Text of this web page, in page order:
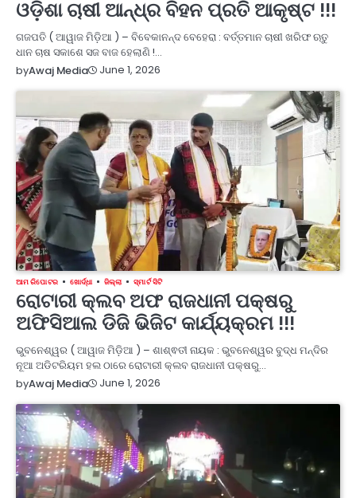
ଓଡ଼ିଶା ଚାଷୀ ଆନ୍ଧ୍ର ବିହନ ପ୍ରତି ଆକୃଷ୍ଟ !!!
ଗଜପତି ( ଆୱାଜ ମିଡ଼ିଆ ) – ବିବେକାନନ୍ଦ ବେହେରା : ବର୍ତ୍ତମାନ ଚାଷୀ ଖରିଫ ଋତୁ
ଧାନ ଚାଷ ସକାଶେ ସଜ ବାଜ ହେଲାଣି !…
byAwaj Media June 1, 2026
ଆମ ରିପୋଟର ଖୋର୍ଦ୍ଧା ଜିଲ୍ଲା ସ୍ମାର୍ଟ ସିଟି
ରୋଟାରୀ କ୍ଲବ ଅଫ ରାଜଧାନୀ ପକ୍ଷରୁ
ଅଫିସିଆଲ ଡିଜି ଭିଜିଟ କାର୍ଯ୍ୟକ୍ରମ !!!
ଭୁବନେଶ୍ୱର ( ଆୱାଜ ମିଡ଼ିଆ ) – ଶାଶ୍ଵତୀ ନାୟକ : ଭୁବନେଶ୍ୱର ବୁଦ୍ଧ ମନ୍ଦିର
ନୂଆ ଅଡିଟରିୟମ ହଲ ଠାରେ ରୋଟାରୀ କ୍ଲବ ରାଜଧାନୀ ପକ୍ଷରୁ…
byAwaj Media June 1, 2026